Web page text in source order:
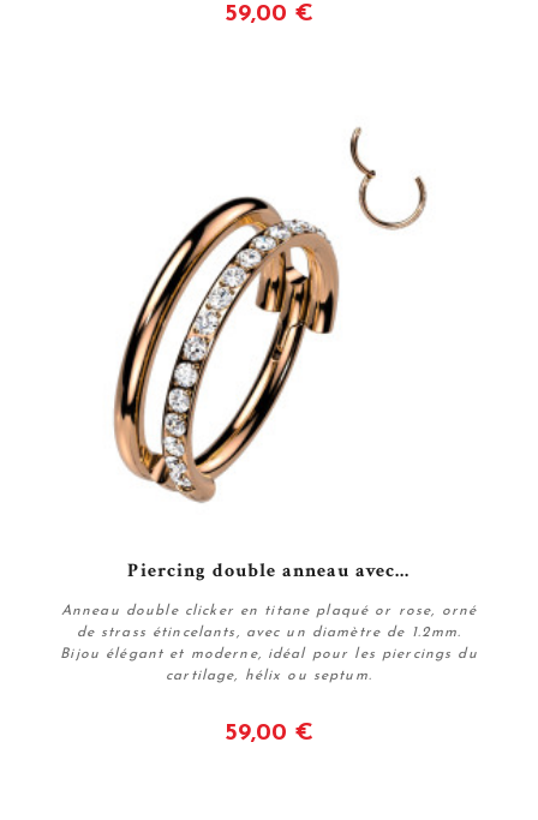
59,00 €
Piercing double anneau avec...
Anneau double clicker en titane plaqué or rose, orné
de strass étincelants, avec un diamètre de 1.2mm.
Bijou élégant et moderne, idéal pour les piercings du
cartilage, hélix ou septum.
59,00 €